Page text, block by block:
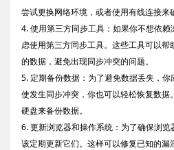
尝试更换网络环境，或者使用有线连接来
4. 使用第三方同步工具：如果你不想依
虑使用第三方同步工具。这些工具可以
的数据，避免出现同步冲突的问题。
5. 定期备份数据：为了避免数据丢失，
使发生同步冲突，你也可以轻松恢复数
硬盘来备份数据。
6. 更新浏览器和操作系统：为了确保浏
该定期更新它们。这样可以修复已知的